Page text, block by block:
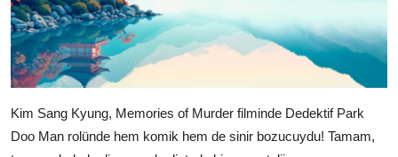
Kim Sang Kyung, Memories of Murder filminde Dedektif Park
Doo Man rolünde hem komik hem de sinir bozucuydu! Tamam,